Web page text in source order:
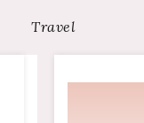
Travel